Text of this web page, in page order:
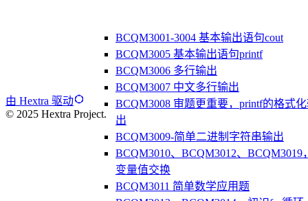
BCQM3001-3004 基本输出语句cout
BCQM3005 基本输出语句printf
BCQM3006 多行输出
BCQM3007 中文多行输出
BCQM3008 审题更重要，printf的格式
出
BCQM3009-简单二进制字符串输出
BCQM3010、BCQM3012、BCQM3019
变量值交换
BCQM3011 简单数学应用题
由 Hextra 驱动
© 2025 Hextra Project.